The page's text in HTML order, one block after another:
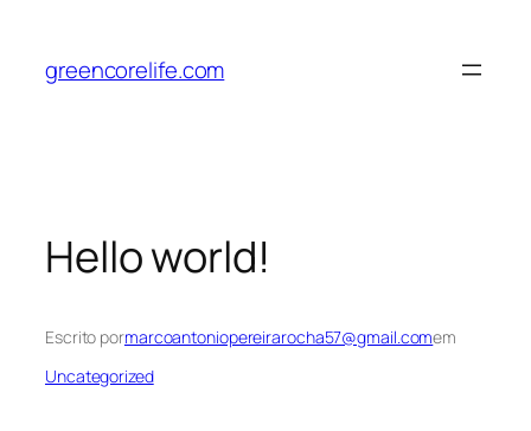
greencorelife.com
Hello world!
Escrito pormarcoantoniopereirarocha57@gmail.comem
Uncategorized